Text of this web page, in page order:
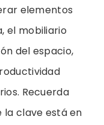
elementos
el mobiliario
del espacio,
Recuerda
la clave está en